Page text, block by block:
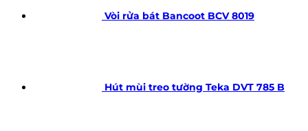
Vòi rửa bát Bancoot BCV 8019
Hút mùi treo tường Teka DVT 785 B